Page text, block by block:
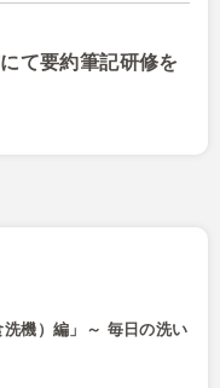
て要約筆記研修を
機）編」～ 毎日の洗い